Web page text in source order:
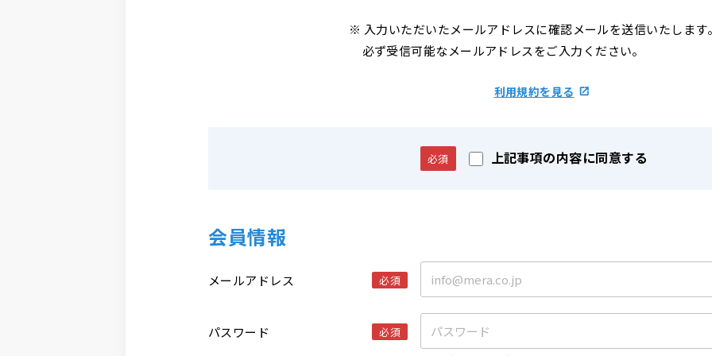
※ 入力いただいたメールアドレスに確認メールを送信いたします
必ず受信可能なメールアドレスをご入力ください。
利用規約を見る
必須 上記事項の内容に同意する
会員情報
メールアドレス 必須
パスワード
必須